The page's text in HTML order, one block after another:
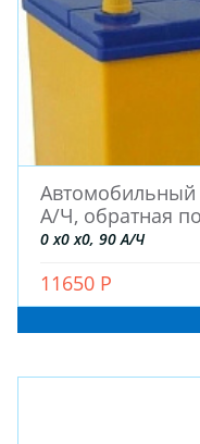
ЗИМНИЕ
ДЛЯ
ДЛЯ
Автомобильный
А/Ч, обратная
0 x0 x0, 90 А/Ч
11650 Р